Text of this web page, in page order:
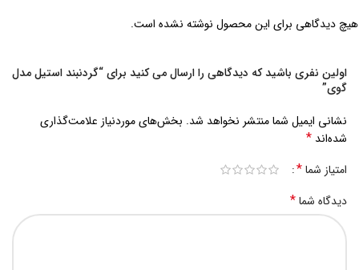
هیچ دیدگاهی برای این محصول نوشته نشده است.
اولین نفری باشید که دیدگاهی را ارسال می کنید برای “گردنبند استیل مدل
گوی”
نشانی ایمیل شما منتشر نخواهد شد. بخش‌های موردنیاز علامت‌گذاری
شده‌اند *
امتیاز شما*
دیدگاه شما*